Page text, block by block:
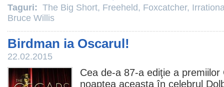
Taguri: The Big Short, Freeheld, Foxcatcher,
Bruce Willis
Birdman ia Oscarul!
22.02.2015
Cea de-a 87-a ediţie a premiilor
noaptea aceasta în celebrul